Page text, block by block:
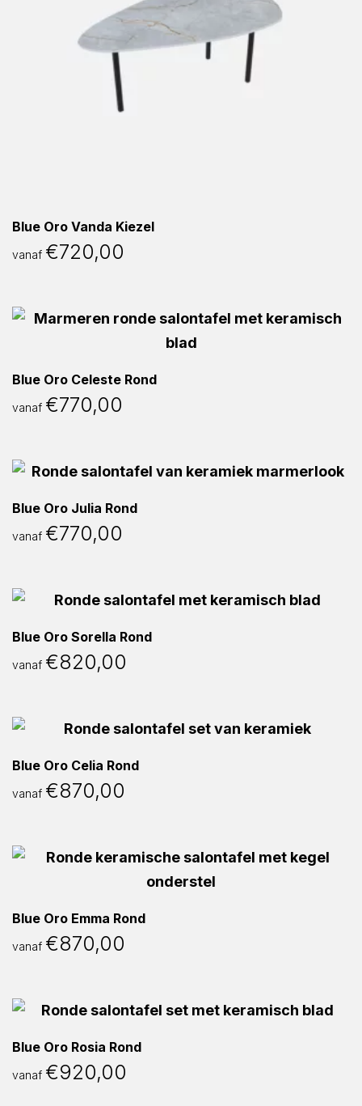
Blue Oro Vanda Kiezel
vanaf €720,00
Blue Oro Celeste Rond
vanaf €770,00
Blue Oro Julia Rond
vanaf €770,00
Blue Oro Sorella Rond
vanaf €820,00
Blue Oro Celia Rond
vanaf €870,00
Blue Oro Emma Rond
vanaf €870,00
Blue Oro Rosia Rond
vanaf €920,00